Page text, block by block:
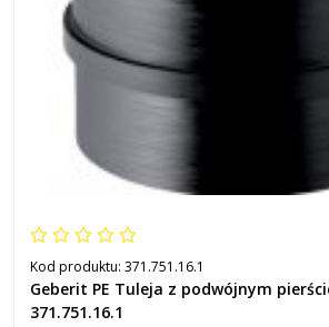
Kod produktu: 371.751.16.1
Geberit PE Tuleja z podwójnym
371.751.16.1